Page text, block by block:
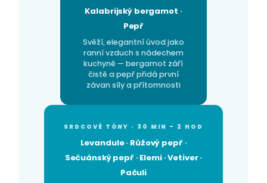
Kalabrijský bergamot ·
Pepř
Svěží, elegantní úvod jako
ranní vzduch s nádechem
kuchyně — bergamot září
čistě a pepř přidá první
závan síly a přítomnosti
SRDCOVÉ TÓNY · 30 MIN – 2 HOD
Levandule · Růžový pepř ·
Sečuánský pepř · Elemi · Vetiver ·
Pačuli